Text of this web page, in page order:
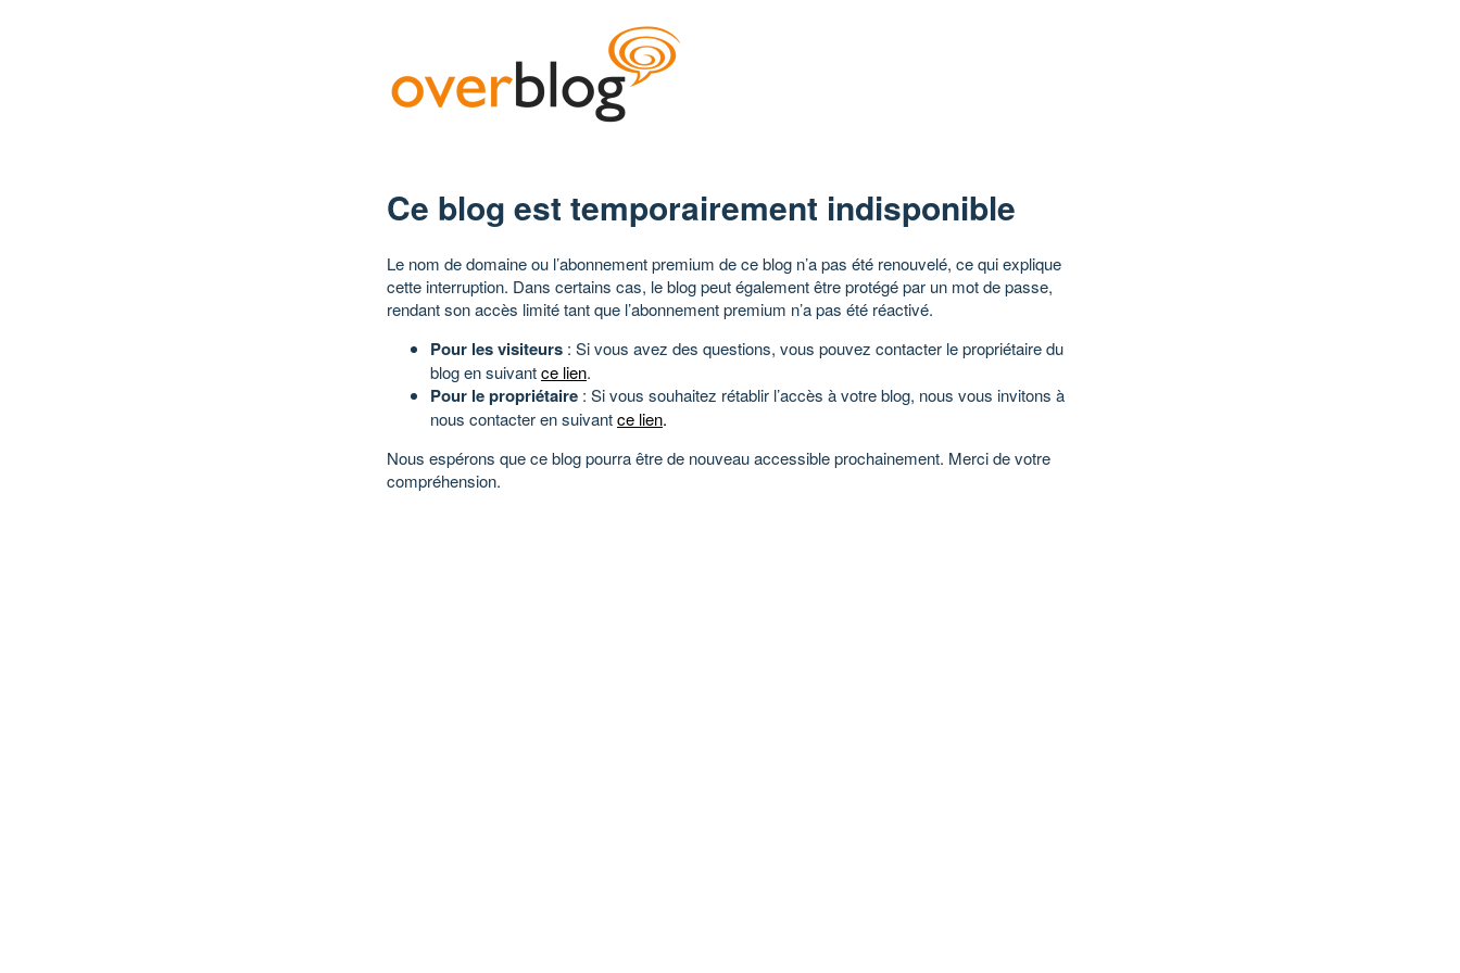
Ce blog est temporairement indisponible
Le nom de domaine ou l’abonnement premium de ce blog n’a pas été renouvelé, ce qui explique
cette interruption. Dans certains cas, le blog peut également être protégé par un mot de passe,
rendant son accès limité tant que l’abonnement premium n’a pas été réactivé.
Pour les visiteurs : Si vous avez des questions, vous pouvez contacter le propriétaire du
blog en suivantce lien.
Pour le propriétaire : Si vous souhaitez rétablir l’accès à votre blog, nous vous invitons à
nous contacter en suivantce lien.
Nous espérons que ce blog pourra être de nouveau accessible prochainement. Merci de votre
compréhension.